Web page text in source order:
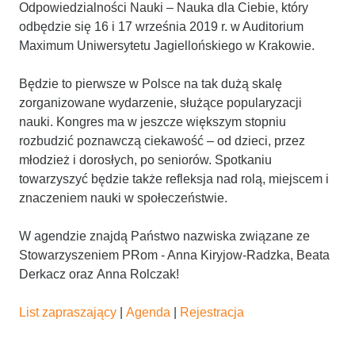
Odpowiedzialności Nauki – Nauka dla Ciebie, który
odbędzie się 16 i 17 września 2019 r. w Auditorium
Maximum Uniwersytetu Jagiellońskiego w Krakowie.
Będzie to pierwsze w Polsce na tak dużą skalę
zorganizowane wydarzenie, służące popularyzacji
nauki. Kongres ma w jeszcze większym stopniu
rozbudzić poznawczą ciekawość – od dzieci, przez
młodzież i dorosłych, po seniorów. Spotkaniu
towarzyszyć będzie także refleksja nad rolą, miejscem i
znaczeniem nauki w społeczeństwie.
W agendzie znajdą Państwo nazwiska związane ze
Stowarzyszeniem PRom - Anna Kiryjow-Radzka, Beata
Derkacz oraz Anna Rolczak!
List zapraszający Agenda Rejestracja